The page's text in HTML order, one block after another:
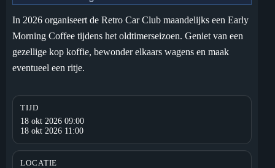
In 2026 organiseert de Retro Car Club maandelijks een Early
Morning Coffee tijdens het oldtimerseizoen. Geniet van een
gezellige kop koffie, bewonder elkaars wagens en maak
eventueel een ritje.
TIJD
18 okt 2026 09:00
18 okt 2026 11:00
LOCATIE